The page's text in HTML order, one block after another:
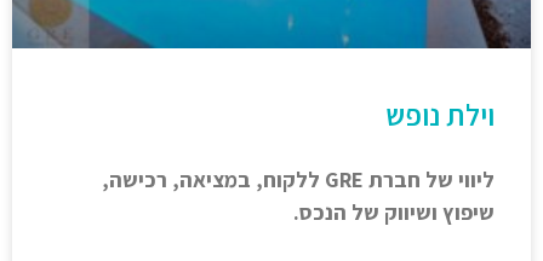
וילת נופש
ליווי של חברת GRE ללקוח, במציאה, רכישה,
שיפוץ ושיווק של הנכס.